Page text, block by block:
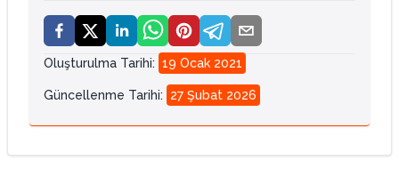
Oluşturulma Tarihi: 19 Ocak 2021
Güncellenme Tarihi: 27 Şubat 2026